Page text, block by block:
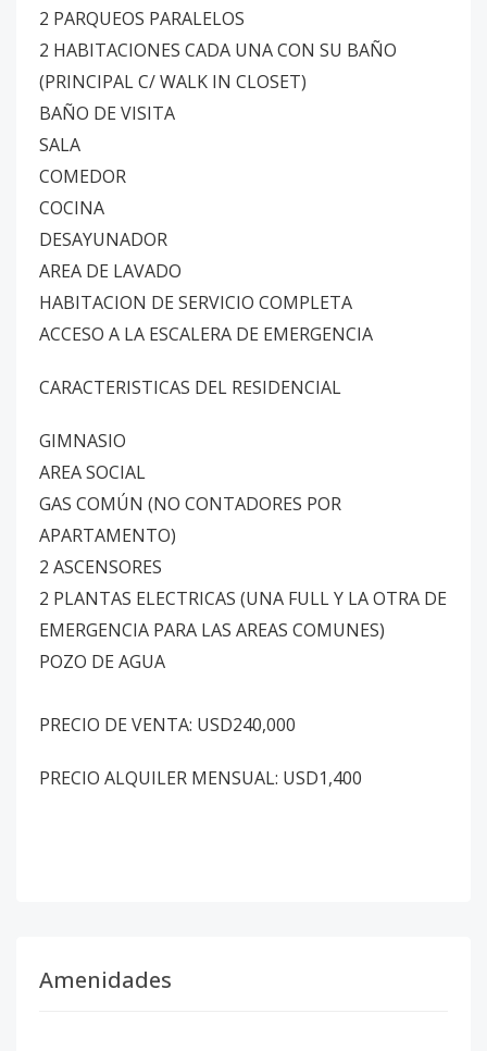
2 PARQUEOS PARALELOS
2 HABITACIONES CADA UNA CON SU BAÑO
(PRINCIPAL C/ WALK IN CLOSET)
BAÑO DE VISITA
SALA
COMEDOR
COCINA
DESAYUNADOR
AREA DE LAVADO
HABITACION DE SERVICIO COMPLETA
ACCESO A LA ESCALERA DE EMERGENCIA
CARACTERISTICAS DEL RESIDENCIAL
GIMNASIO
AREA SOCIAL
GAS COMÚN (NO CONTADORES POR
APARTAMENTO)
2 ASCENSORES
2 PLANTAS ELECTRICAS (UNA FULL Y LA OTRA DE
EMERGENCIA PARA LAS AREAS COMUNES)
POZO DE AGUA
PRECIO DE VENTA: USD240,000
PRECIO ALQUILER MENSUAL: USD1,400
Amenidades